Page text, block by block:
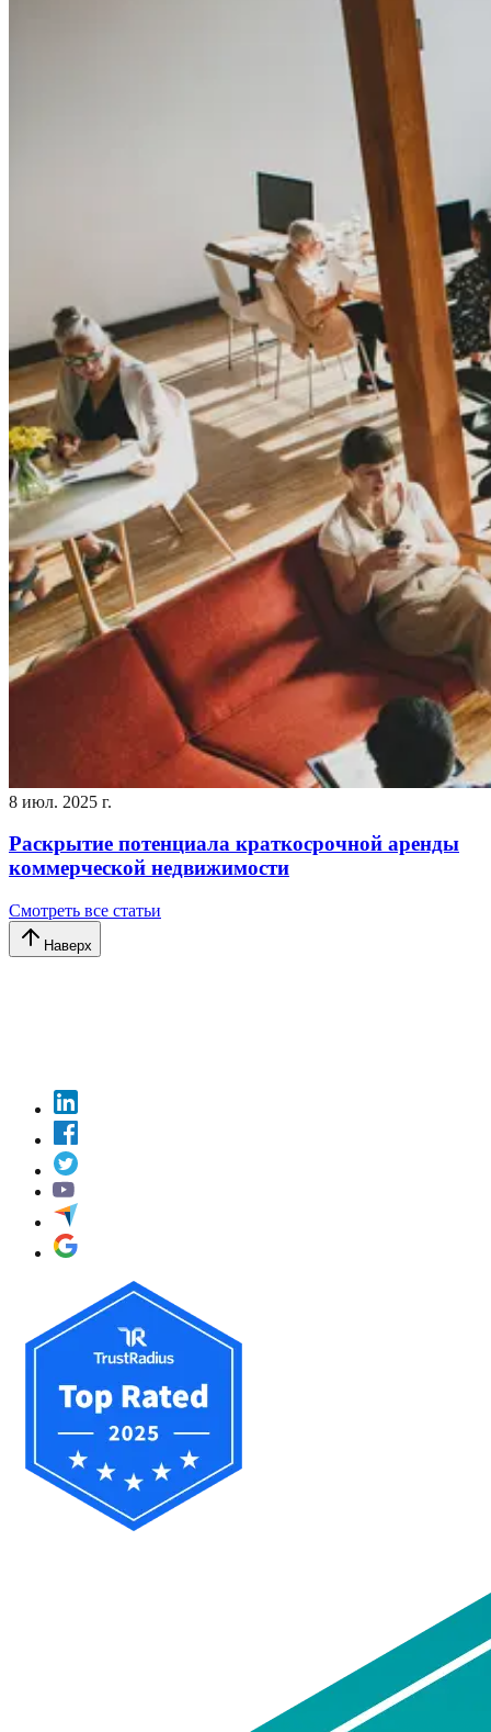
8 июл. 2025 г.
Раскрытие потенциала краткосрочной аренды
коммерческой недвижимости
Смотреть все статьи
Наверх